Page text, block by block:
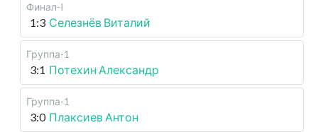
Финал-I
1:3 Селезнёв Виталий
Группа-1
3:1 Потехин Александр
Группа-1
3:0 Плаксиев Антон